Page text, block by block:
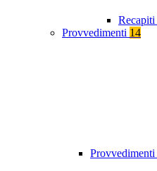
Provvedimenti 14